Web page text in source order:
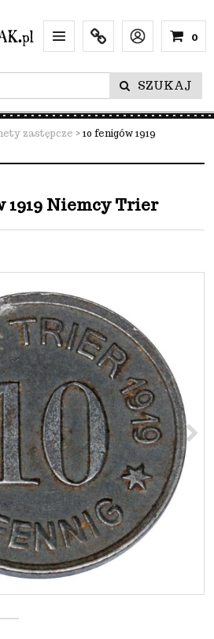
Menu Info Lang
SZUKAJ
0
zastępcze > 10 fenigów 1919
1919 Niemcy Trier